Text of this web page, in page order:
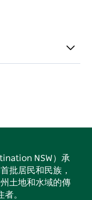
NSW）承
批居民和民族，
土地和水域的傳
。